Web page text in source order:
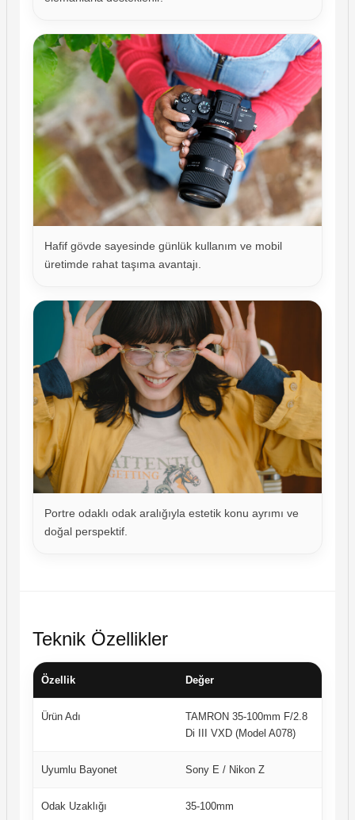
Hafif gövde sayesinde günlük kullanım ve mobil
üretimde rahat taşıma avantajı.
Portre odaklı odak aralığıyla estetik konu ayrımı ve
doğal perspektif.
Teknik Özellikler
Özellik Değer
Ürün Adı
TAMRON 35-100mm F/2.8
Di III VXD (Model A078)
Uyumlu Bayonet Sony E / Nikon Z
Odak Uzaklığı 35-100mm